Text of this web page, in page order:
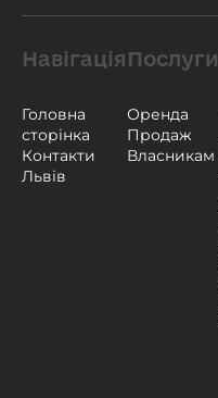
Навігація
Головна
сторінка
Контакти
Львів
Послуги
Оренда
Продаж
Власникам